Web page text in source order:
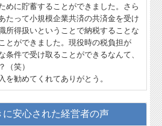
めに貯蓄することができました。さら
たって小規模企業共済の共済金を受け
所得扱いということで納税することな
とができました。現役時の税負担が
条件で受け取ることができるなんて、
（笑）
を勧めてくれてありがとう。
に安心された経営者の声